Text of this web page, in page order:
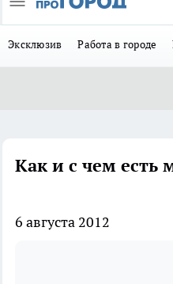
Эксклюзив Работа в городе
Как и с чем есть
6 августа 2012